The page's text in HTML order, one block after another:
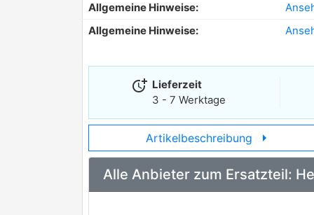
Allgemeine Hinweise:
Allgemeine Hinweise:
more_time Lieferzeit
3 - 7 Werktage
Artikelbeschreibung arrow_right
Alle Anbieter zum Ersatzteil: